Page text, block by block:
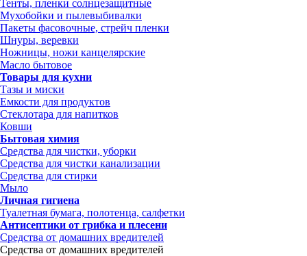
Тенты, пленки солнцезащитные
Мухобойки и пылевыбивалки
Пакеты фасовочные, стрейч пленки
Шнуры, веревки
Ножницы, ножи канцелярские
Масло бытовое
Товары для кухни
Тазы и миски
Емкости для продуктов
Стеклотара для напитков
Ковши
Бытовая химия
Средства для чистки, уборки
Средства для чистки канализации
Средства для стирки
Мыло
Личная гигиена
Туалетная бумага, полотенца, салфетки
Антисептики от грибка и плесени
Средства от домашних вредителей
Средства от домашних вредителей